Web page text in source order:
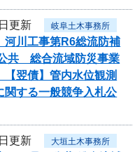
更新 岐阜土木事務所
河川工事第R6総流防補
共 総合流域防災事業
【翌債】管内水位観測
関する一般競争入札公
更新 大垣土木事務所